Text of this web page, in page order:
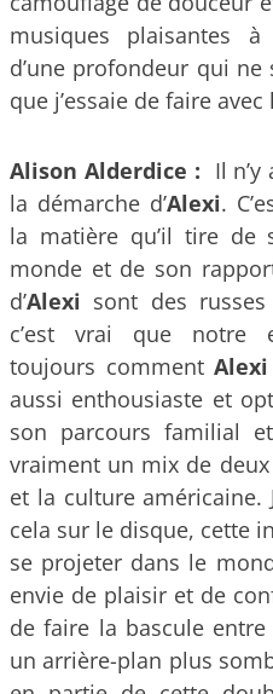
musiques plaisantes
d’une profondeur qui ne
que j’essaie de faire
Alison Alderdice : Il
la démarche d’Alexi.
la matière qu’il tire de
monde et de son
d’Alexi sont des
c’est vrai que notre
toujours commentAlexi
aussi enthousiaste et
son parcours familial
vraiment un mix de
et la culture américaine.
cela sur le disque, cette
se projeter dans le
envie de plaisir et de
de faire la bascule
un arrière-plan plus